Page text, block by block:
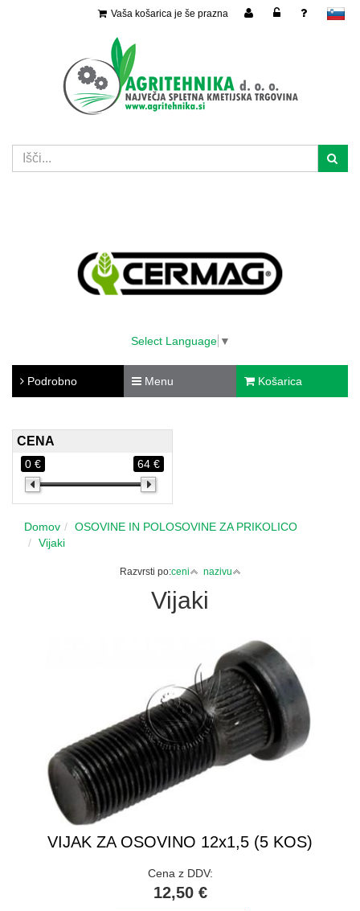
slovensko
Vaša košarica je še prazna
Select Language ▼
Podrobno Menu Košarica
CENA
0 € 64 €
Domov
OSOVINE IN POLOSOVINE ZA PRIKOLICO
Vijaki
Razvrsti po:ceni nazivu
Vijaki
VIJAK ZA OSOVINO 12x1,5 (5 KOS)
Cena z DDV:
12,50 €